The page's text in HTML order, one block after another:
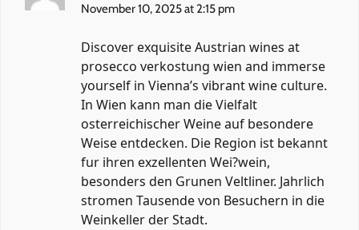
November 10, 2025 at 2:15 pm
Discover exquisite Austrian wines at
prosecco verkostung wien and immerse
yourself in Vienna’s vibrant wine culture.
In Wien kann man die Vielfalt
osterreichischer Weine auf besondere
Weise entdecken. Die Region ist bekannt
fur ihren exzellenten Wei?wein,
besonders den Grunen Veltliner. Jahrlich
stromen Tausende von Besuchern in die
Weinkeller der Stadt.